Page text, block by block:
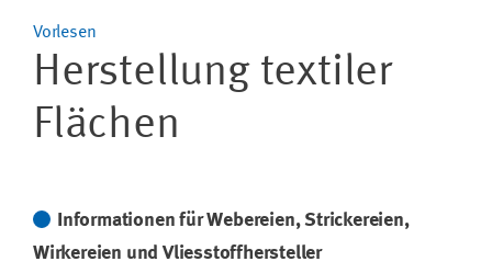
Vorlesen
Herstellung textiler
Flächen
Informationen für Webereien, Strickereien,
Wirkereien und Vliesstoffhersteller